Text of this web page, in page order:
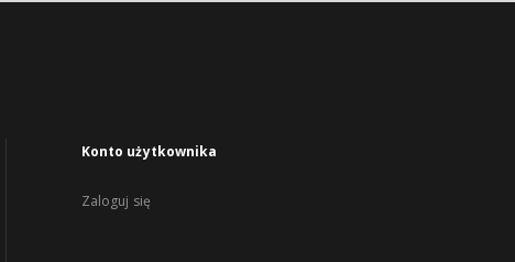
Konto użytkownika
Zaloguj się